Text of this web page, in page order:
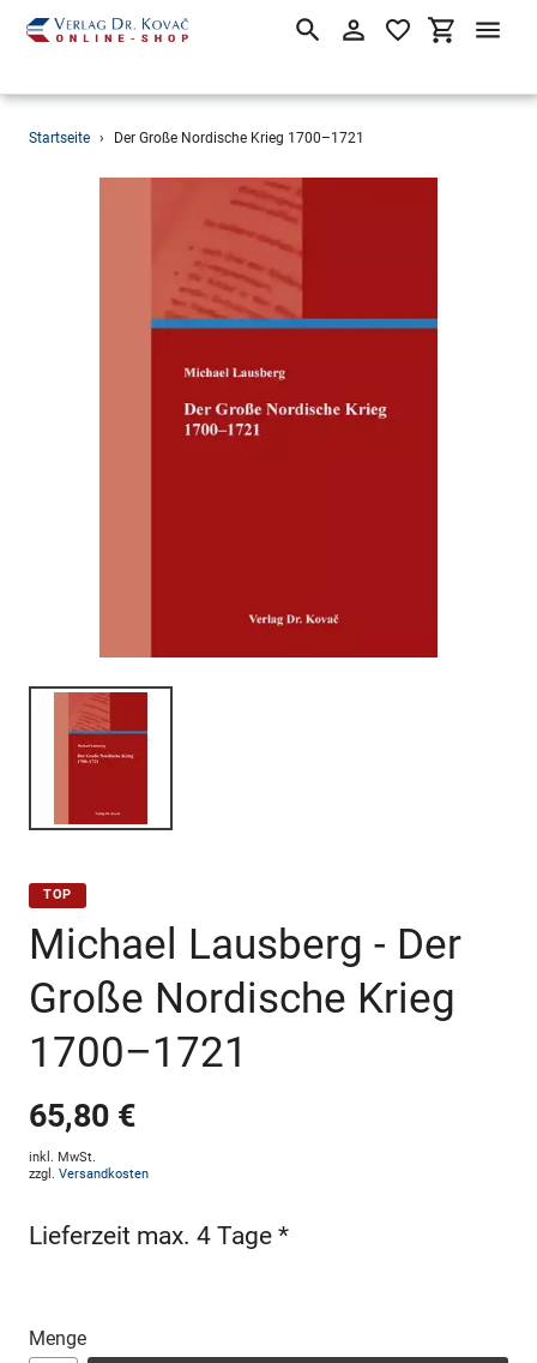
Direkt
SuchenEinloggen
Startseite › Der Große Nordische Krieg 1700–1721
TOP
Michael Lausberg - Der
Große Nordische Krieg
1700–1721
65,80 €
inkl. MwSt.
zzgl. Versandkosten
Lieferzeit max. 4 Tage *
Menge